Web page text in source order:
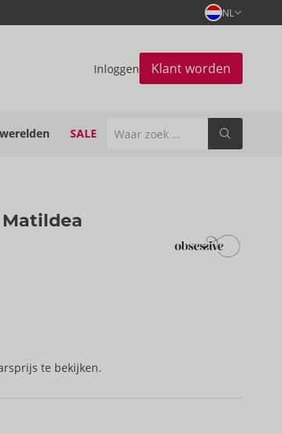
NL
Inloggen Klant worden
SALE
te bekijken.